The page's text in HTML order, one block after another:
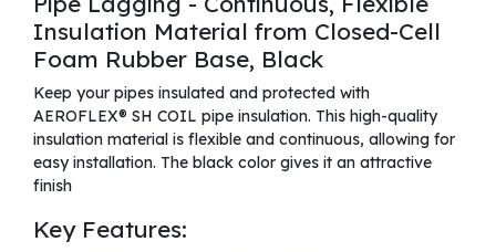
Insulation Material from Closed-Cell
Foam Rubber Base, Black
Keep your pipes insulated and protected with
AEROFLEX® SH COIL pipe insulation. This high-quality
insulation material is flexible and continuous, allowing for
easy installation. The black color gives it an attractive
finish
Key Features: